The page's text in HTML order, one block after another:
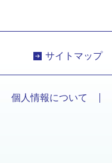
サイトマップ
個人情報について